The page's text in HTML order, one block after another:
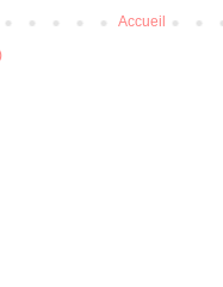
Accueil